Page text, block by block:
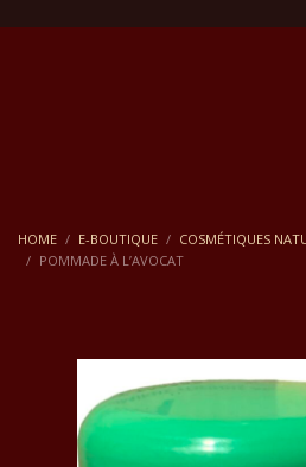
HOME E-BOUTIQUE
COSMÉTIQUES
POMMADE À L’AVOCAT